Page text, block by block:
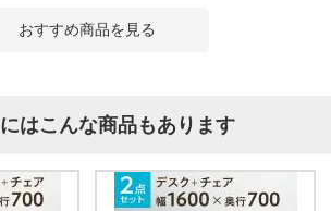
おすすめ商品を見る
はこんな商品もあります